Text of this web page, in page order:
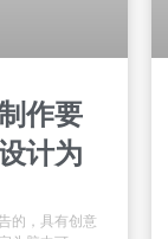
作要
计为
的，具有创意